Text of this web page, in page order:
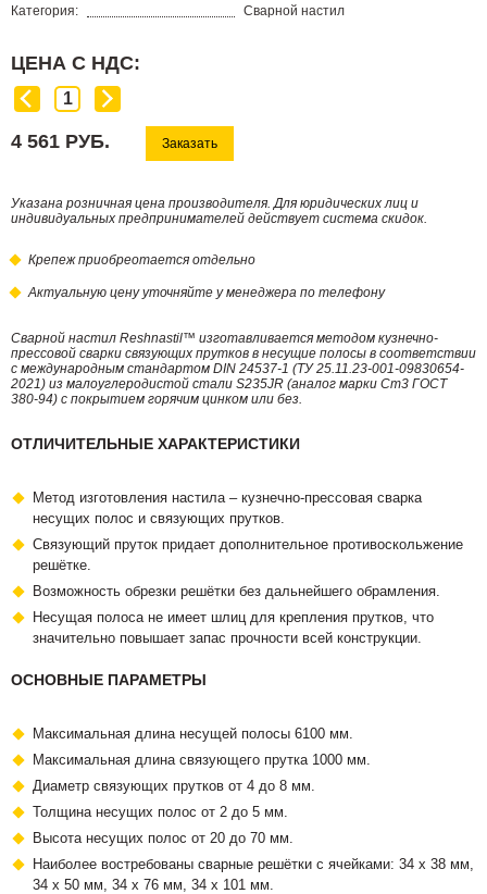
Категория:
Сварной настил
ЦЕНА С НДС:
4 561 РУБ. Заказать
Указана розничная цена производителя. Для юридических лиц и
индивидуальных предпринимателей действует система скидок.
Крепеж приобреотается отдельно
Актуальную цену уточняйте у менеджера по телефону
Сварной настил Reshnastil™ изготавливается методом кузнечно-
прессовой сварки связующих прутков в несущие полосы в соответствии
с международным стандартом DIN 24537-1 (ТУ 25.11.23-001-09830654-
2021) из малоуглеродистой стали S235JR (аналог марки Ст3 ГОСТ
380-94) с покрытием горячим цинком или без.
ОТЛИЧИТЕЛЬНЫЕ ХАРАКТЕРИСТИКИ
Метод изготовления настила – кузнечно-прессовая сварка
несущих полос и связующих прутков.
Связующий пруток придает дополнительное противоскольжение
решётке.
Возможность обрезки решётки без дальнейшего обрамления.
Несущая полоса не имеет шлиц для крепления прутков, что
значительно повышает запас прочности всей конструкции.
ОСНОВНЫЕ ПАРАМЕТРЫ
Максимальная длина несущей полосы 6100 мм.
Максимальная длина связующего прутка 1000 мм.
Диаметр связующих прутков от 4 до 8 мм.
Толщина несущих полос от 2 до 5 мм.
Высота несущих полос от 20 до 70 мм.
Наиболее востребованы сварные решётки с ячейками: 34 х 38 мм,
34 х 50 мм, 34 х 76 мм, 34 х 101 мм.